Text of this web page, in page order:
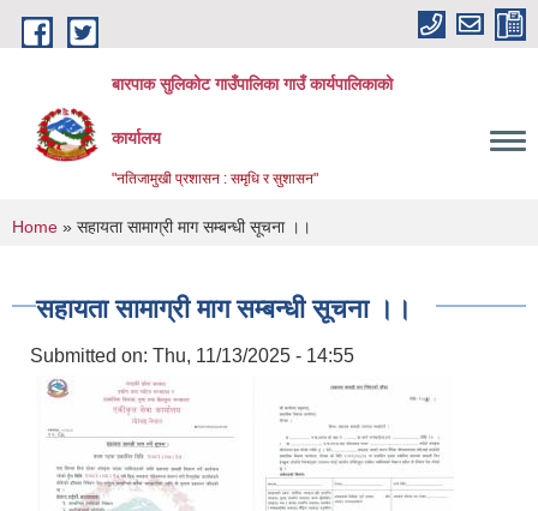
Skip to main content
बारपाक सुलिकोट गाउँपालिका गाउँ कार्यपालिकाको
कार्यालय
"नतिजामुखी प्रशासन : समृधि र सुशासन"
You are here
Home » सहायता सामाग्री माग सम्बन्धी सूचना ।।
सहायता सामाग्री माग सम्बन्धी सूचना ।।
Submitted on: Thu, 11/13/2025 - 14:55